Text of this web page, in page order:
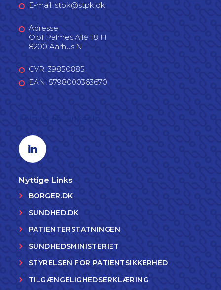
E-mail: stpk@stpk.dk
Adresse
Olof Palmes Allé 18 H
8200 Aarhus N
CVR: 39850885
EAN: 5798000363670
Linkedin profil
Nyttige Links
BORGER.DK
SUNDHED.DK
PATIENTERSTATNINGEN
SUNDHEDSMINISTERIET
STYRELSEN FOR PATIENTSIKKERHED
TILGÆNGELIGHEDSERKLÆRING